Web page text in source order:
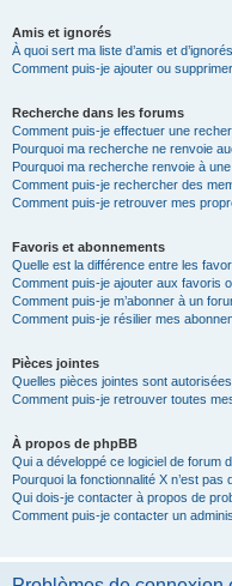
Amis et ignorés
À quoi sert ma liste d’amis et
Comment puis-je ajouter ou
Recherche dans les forums
Comment puis-je effectuer une
Pourquoi ma recherche ne renvoie
Pourquoi ma recherche renvoie à
Comment puis-je rechercher des
Comment puis-je retrouver mes
Favoris et abonnements
Quelle est la différence entre les
Comment puis-je ajouter aux favoris
Comment puis-je m’abonner à un
Comment puis-je résilier mes
Pièces jointes
Quelles pièces jointes sont
Comment puis-je retrouver toutes
À propos de phpBB
Qui a développé ce logiciel de forum
Pourquoi la fonctionnalité X n’est pas
Qui dois-je contacter à propos de
Comment puis-je contacter un